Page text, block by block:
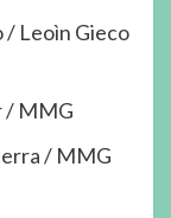
/ Leoìn Gieco
/ MMG
/ MMG